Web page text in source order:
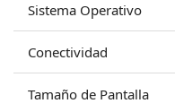
Sistema Operativo
Conectividad
Tamaño de Pantalla